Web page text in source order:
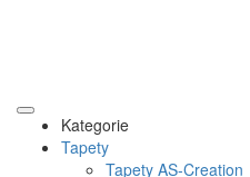
Kategorie
Tapety
Tapety AS-Creation